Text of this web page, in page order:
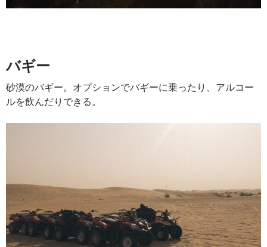
バギー
砂漠のバギー。オプションでバギーに乗ったり、アルコー
ルを飲んだりできる。